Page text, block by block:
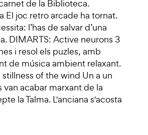
de la Biblioteca.
El joc retro arcade ha tornat.
l’has de salvar d’una
DIMARTS: Active neurons 3
i resol els puzles, amb
de música ambient relaxant.
stillness of the wind Un a un
acabar marxant de la
la Talma. L'anciana s'acosta